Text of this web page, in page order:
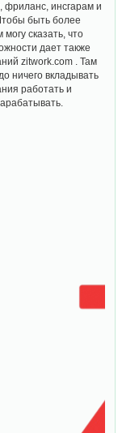
фриланс, инсгарам и
быть более
могу сказать, что
дает также
zitwork.com . Там
ничего вкладывать
работать и